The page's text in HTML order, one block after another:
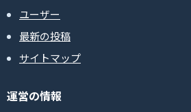
ユーザー
最新の投稿
サイトマップ
運営の情報